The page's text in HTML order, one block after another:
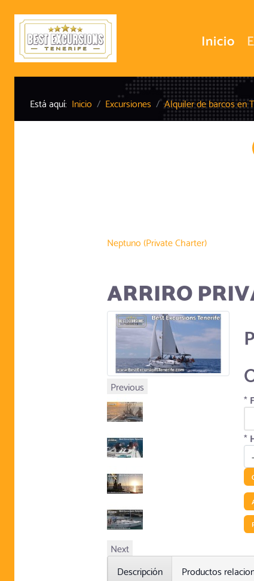
Inicio
Está aquí: Inicio Excursiones Alquiler de barcos en
Neptuno (Private Charter)
ARRIRO
Previous
Next
*
*
Descripción
Productos